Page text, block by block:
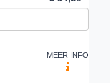
MEER INFO